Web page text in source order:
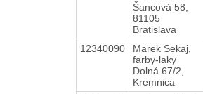
Šancová 58,
81105
Bratislava
12340090
Marek Sekaj,
farby-laky
Dolná 67/2,
Kremnica